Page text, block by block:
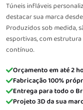
Túneis infláveis
destacar sua marca
Produzidos sob medida,
esportivas, com
contínuo.
Orçamento em até 2
Fabricação 100%
Entrega para todo o
Projeto 3D da sua